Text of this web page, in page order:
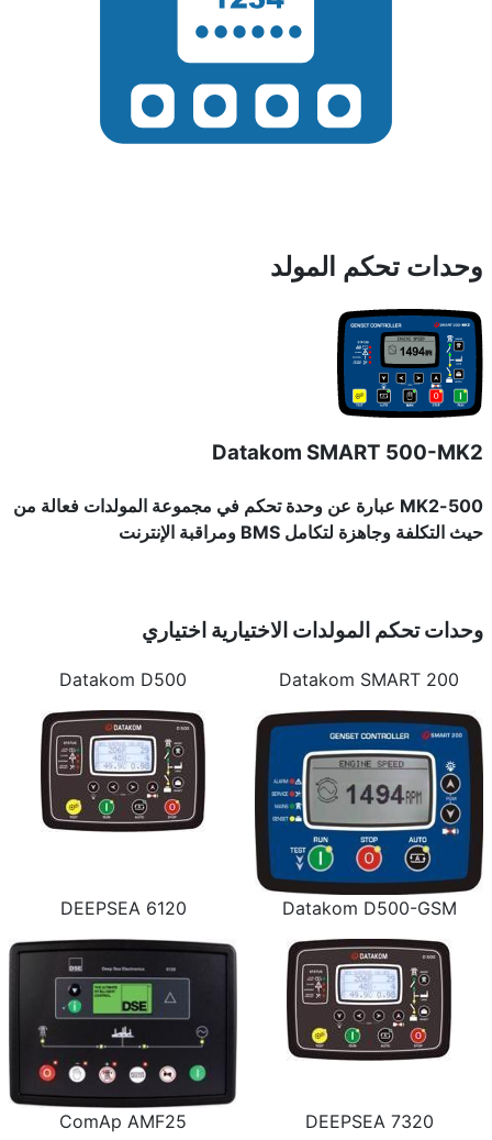
وحدات تحكم المولد
Datakom SMART 500-MK2
500-MK2 عبارة عن وحدة تحكم في مجموعة المولدات فعالة من
حيث التكلفة وجاهزة لتكامل BMS ومراقبة الإنترنت
وحدات تحكم المولدات الاختيارية اختياري
Datakom SMART 200
Datakom D500
Datakom D500-GSM
DEEPSEA 6120
DEEPSEA 7320
ComAp AMF25